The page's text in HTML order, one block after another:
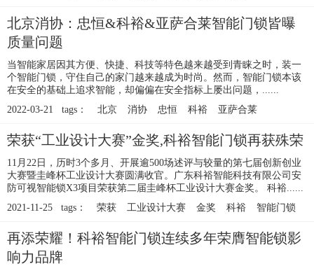
北京消协：忠恒&科裕&亚萨合莱智能门锁皆曝
质量问题
当智能家居因其方便、快捷、科技等特色越来越受到青睐之时，装一
个智能门锁，守住自己的家门越来越成为时尚。然而，智能门锁本该
在安全的基础上追求智能，却偏偏在安全指标上屡出问题，......
2022-03-21 tags：
北京 消协 忠恒 科裕 亚萨合莱
荣获“工业设计大赛”金奖,科裕智能门锁再获殊荣
11月22日，历时3个多月、开展逾500场述评与较量的第七届创新创业
大赛暨圭峰杯工业设计大赛圆满收官。广东科裕智能科技有限公司安
防可视智能锁X3项目荣获第二届圭峰杯工业设计大赛金奖。 科裕......
2021-11-25 tags：
荣获 工业设计大赛 金奖 科裕 智能门锁
再添荣耀！科裕智能门锁连续多年荣膺智能锁影
响力品牌